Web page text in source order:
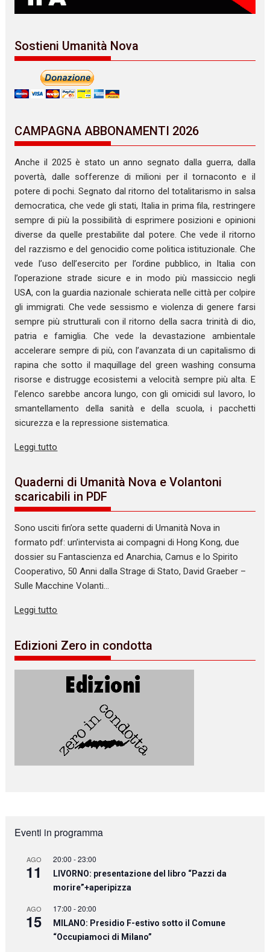
Sostieni Umanità Nova
CAMPAGNA ABBONAMENTI 2026
Anche il 2025 è stato un anno segnato dalla guerra, dalla
povertà, dalle sofferenze di milioni per il tornaconto e il
potere di pochi. Segnato dal ritorno del totalitarismo in salsa
democratica, che vede gli stati, Italia in prima fila, restringere
sempre di più la possibilità di esprimere posizioni e opinioni
diverse da quelle prestabilite dal potere. Che vede il ritorno
del razzismo e del genocidio come politica istituzionale. Che
vede l’uso dell’esercito per l’ordine pubblico, in Italia con
l’operazione strade sicure e in modo più massiccio negli
USA, con la guardia nazionale schierata nelle città per colpire
gli immigrati. Che vede sessismo e violenza di genere farsi
sempre più strutturali con il ritorno della sacra trinità di dio,
patria e famiglia. Che vede la devastazione ambientale
accelerare sempre di più, con l’avanzata di un capitalismo di
rapina che sotto il maquillage del green washing consuma
risorse e distrugge ecosistemi a velocità sempre più alta. E
l’elenco sarebbe ancora lungo, con gli omicidi sul lavoro, lo
smantellamento della sanità e della scuola, i pacchetti
sicurezza e la repressione sistematica.
Leggi tutto
Quaderni di Umanità Nova e Volantoni
scaricabili in PDF
Sono usciti fin’ora sette quaderni di Umanità Nova in
formato pdf: un’intervista ai compagni di Hong Kong, due
dossier su Fantascienza ed Anarchia, Camus e lo Spirito
Cooperativo, 50 Anni dalla Strage di Stato, David Graeber –
Sulle Macchine Volanti…
Leggi tutto
Edizioni Zero in condotta
Eventi in programma
AGO
11
20:00 -23:00
LIVORNO: presentazione del libro “Pazzi da
morire”+aperipizza
AGO
15
17:00 -20:00
MILANO: Presidio F-estivo sotto il Comune
“Occupiamoci di Milano”